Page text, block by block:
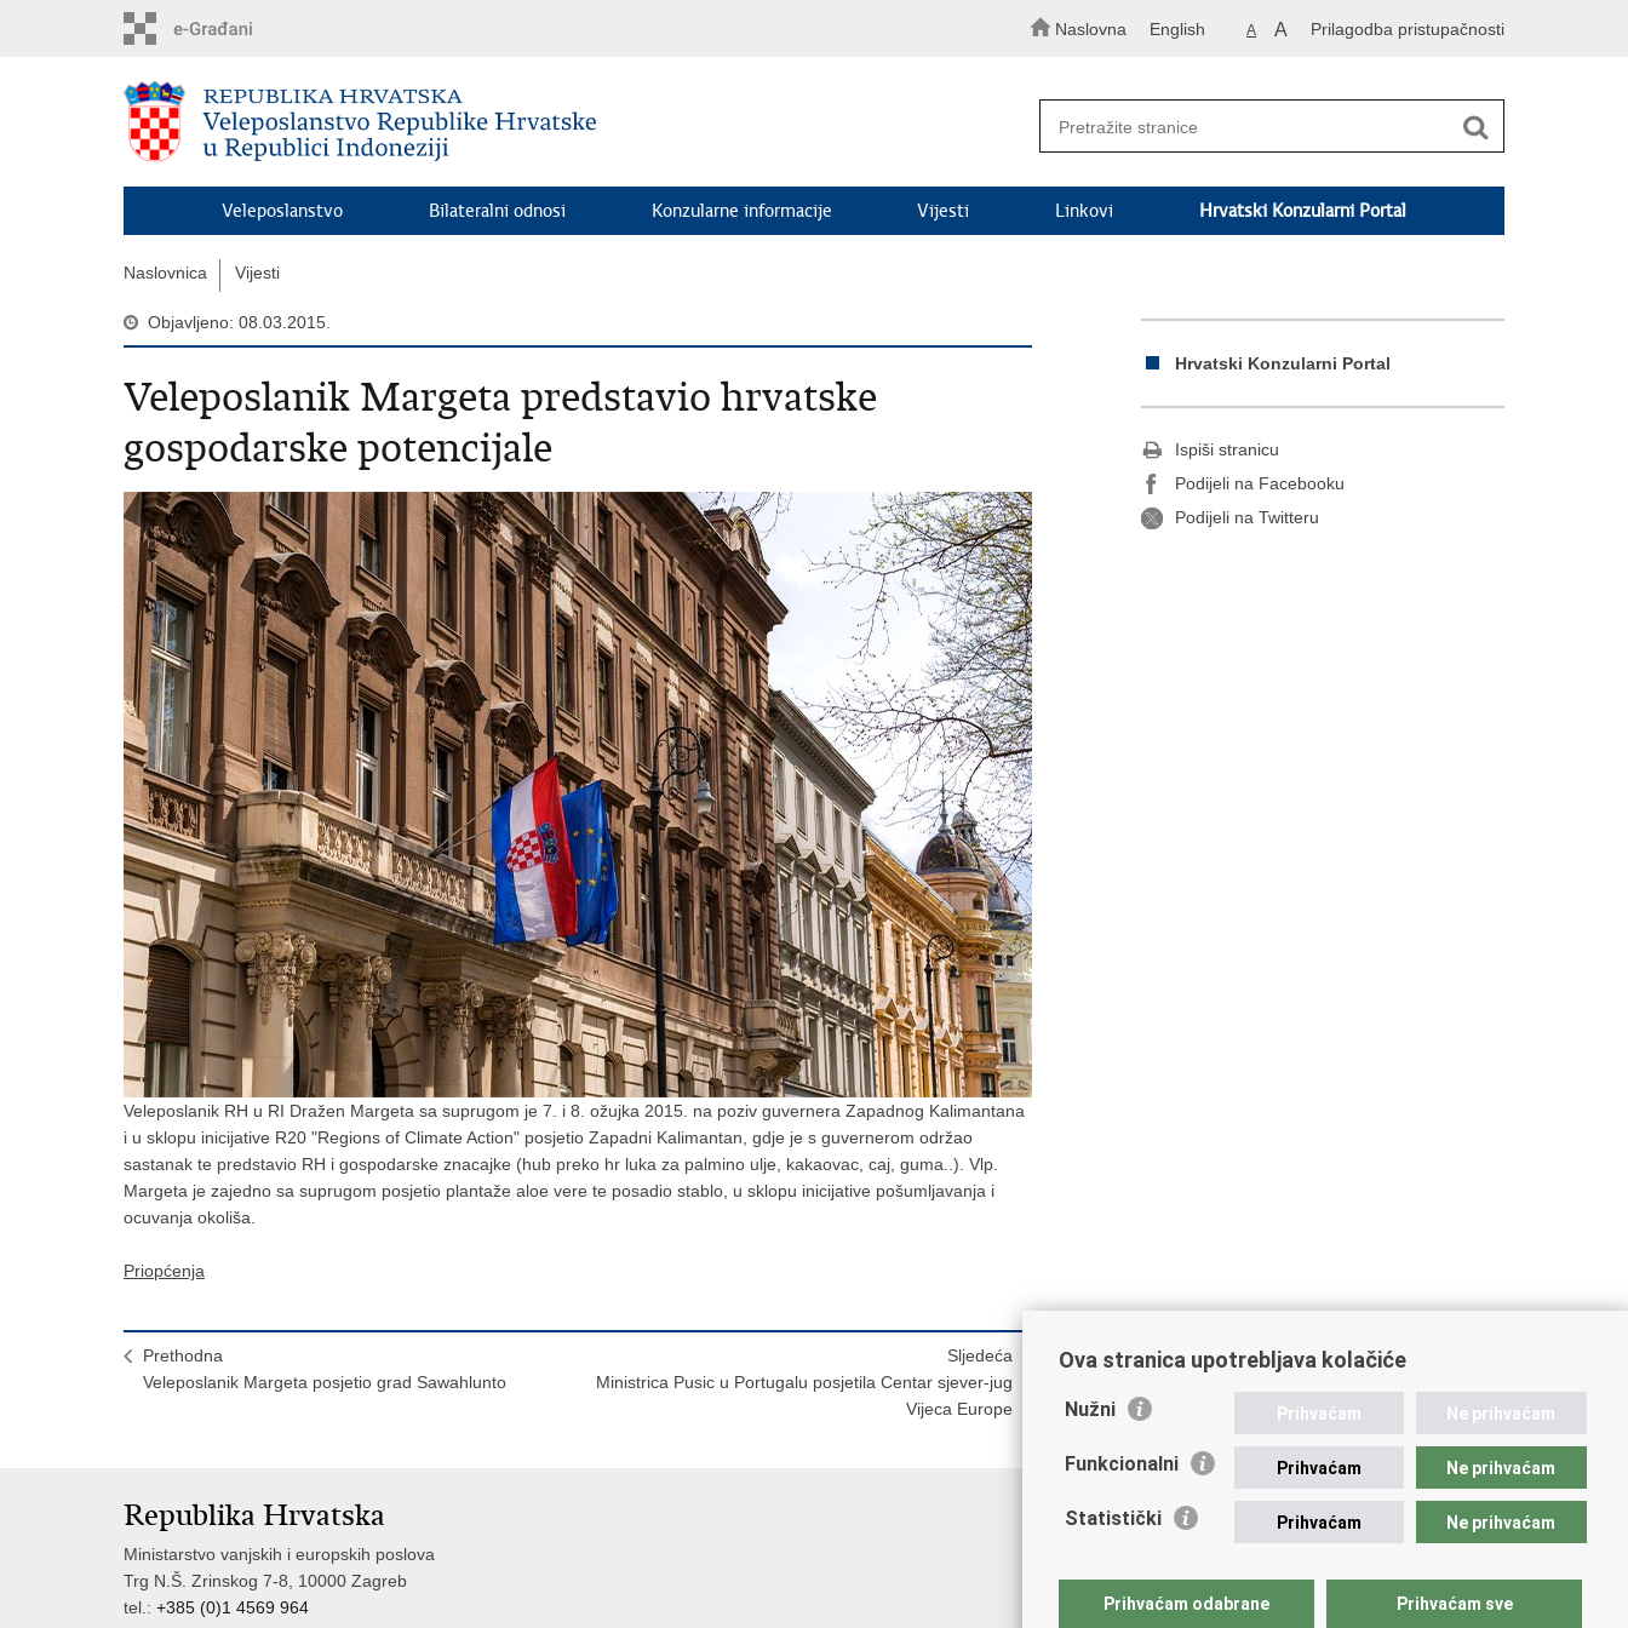
Naslovna English A A Prilagodba pristupačnosti
Veleposlanstvo Bilateralni odnosi Konzularne informacije Vijesti Linkovi Hrvatski Konzularni Portal
Naslovnica Vijesti
Objavljeno: 08.03.2015.
Veleposlanik Margeta predstavio hrvatske
gospodarske potencijale
Veleposlanik RH u RI Dražen Margeta sa suprugom je 7. i 8. ožujka 2015. na poziv guvernera Zapadnog Kalimantana
i u sklopu inicijative R20 "Regions of Climate Action" posjetio Zapadni Kalimantan, gdje je s guvernerom održao
sastanak te predstavio RH i gospodarske znacajke (hub preko hr luka za palmino ulje, kakaovac, caj, guma..). Vlp.
Margeta je zajedno sa suprugom posjetio plantaže aloe vere te posadio stablo, u sklopu inicijative pošumljavanja i
ocuvanja okoliša.
Priopćenja
Prethodna
Veleposlanik Margeta posjetio grad Sawahlunto
Sljedeća
Ministrica Pusic u Portugalu posjetila Centar sjever-jug
Vijeca Europe
Hrvatski Konzularni Portal
Ispiši stranicu
Podijeli na Facebooku
Podijeli na Twitteru
Republika Hrvatska
Ministarstvo vanjskih i europskih poslova
Trg N.Š. Zrinskog 7-8, 10000 Zagreb
tel.: +385 (0)1 4569 964
Ova stranica upotrebljava kolačiće
Nužni Prihvaćam Ne prihvaćam
Funkcionalni Prihvaćam Ne prihvaćam
Statistički Prihvaćam Ne prihvaćam
Prihvaćam odabrane Prihvaćam sve